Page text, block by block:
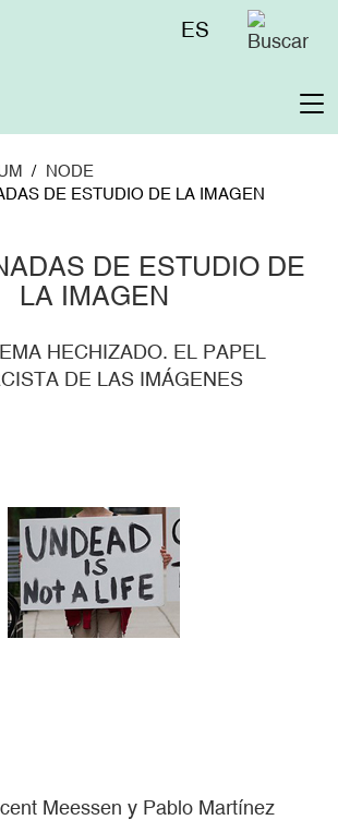
Menú
ES
NODE
DE ESTUDIO DE LA IMAGEN
DE ESTUDIO DE
LA IMAGEN
HECHIZADO. EL PAPEL
DE LAS IMÁGENES
Meessen y Pablo Martínez